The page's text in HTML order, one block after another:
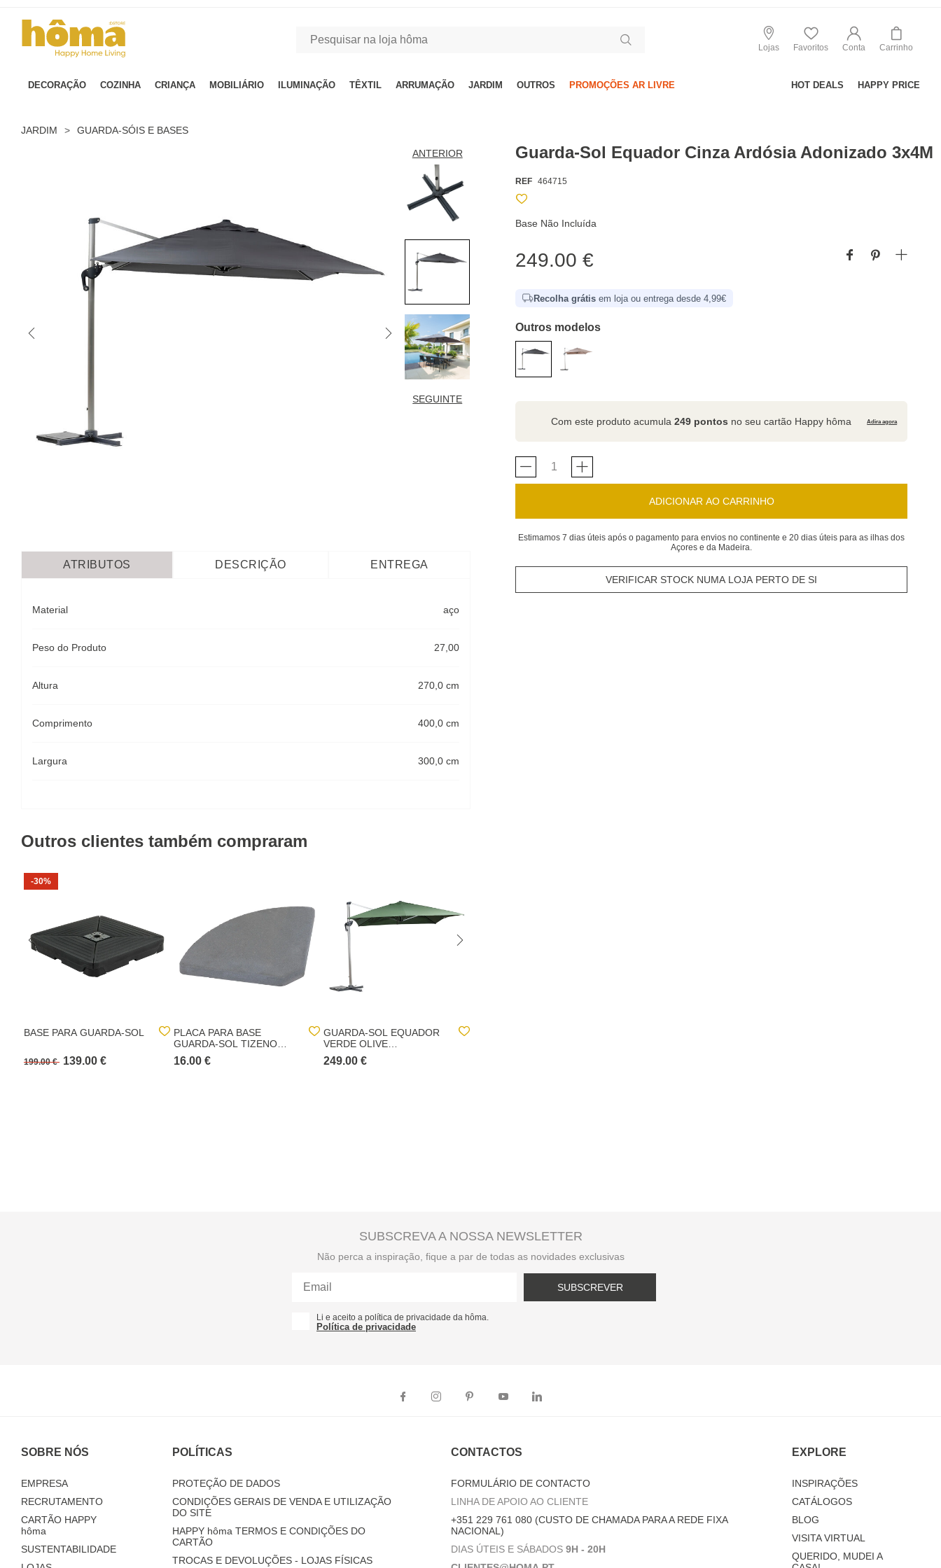
Lojas Favoritos Conta Carrinho
DECORAÇÃO COZINHA CRIANÇA MOBILIÁRIO ILUMINAÇÃO TÊXTIL ARRUMAÇÃO JARDIM OUTROS PROMOÇÕES AR LIVRE HOT DEALS HAPPY PRICE
JARDIM > GUARDA-SÓIS E BASES
ANTERIOR
SEGUINTE
Guarda-Sol Equador Cinza Ardósia Adonizado 3x4M
REF 464715
Base Não Incluída
249.00 €
Recolha grátis em loja ou entrega desde 4,99€
Outros modelos
Com este produto acumula249 pontos no seu cartão Happy hôma Adira agora
ADICIONAR AO CARRINHO
Estimamos 7 dias úteis após o pagamento para envios no continente e 20 dias úteis para as ilhas dos
Açores e da Madeira.
VERIFICAR STOCK NUMA LOJA PERTO DE SI
ATRIBUTOS DESCRIÇÃO ENTREGA
Material aço
Peso do Produto 27,00
Altura 270,0 cm
Comprimento 400,0 cm
Largura 300,0 cm
Outros clientes também compraram
-30%
BASE PARA GUARDA-SOL
199.00 € 139.00 €
PLACA PARA BASE
GUARDA-SOL TIZENO
CINZA
16.00 €
GUARDA-SOL EQUADOR
VERDE OLIVE
ADONIZADO 3X4M
249.00 €
SUBSCREVA A NOSSA NEWSLETTER
Não perca a inspiração, fique a par de todas as novidades exclusivas
SUBSCREVER
Li e aceito a política de privacidade da hôma.
Política de privacidade
SOBRE NÓS
EMPRESA
RECRUTAMENTO
CARTÃO HAPPY
hôma
SUSTENTABILIDADE
POLÍTICAS
PROTEÇÃO DE DADOS
CONDIÇÕES GERAIS DE VENDA E UTILIZAÇÃO
DO SITE
HAPPY hôma TERMOS E CONDIÇÕES DO
CARTÃO
TROCAS E DEVOLUÇÕES - LOJAS FÍSICAS
CONTACTOS
FORMULÁRIO DE CONTACTO
LINHA DE APOIO AO CLIENTE
+351 229 761 080 (CUSTO DE CHAMADA PARA A REDE FIXA
NACIONAL)
DIAS ÚTEIS E SÁBADOS 9H - 20H
EXPLORE
INSPIRAÇÕES
CATÁLOGOS
BLOG
VISITA VIRTUAL
QUERIDO, MUDEI A